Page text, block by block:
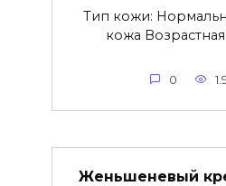
Тип кожи:
кожа
0
Женьшеневый